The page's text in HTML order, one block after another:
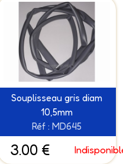
Souplisseau gris diam
10,5mm
Réf : MD645
3.00 €